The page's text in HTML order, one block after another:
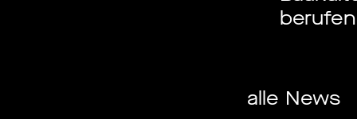
berufen
alle News